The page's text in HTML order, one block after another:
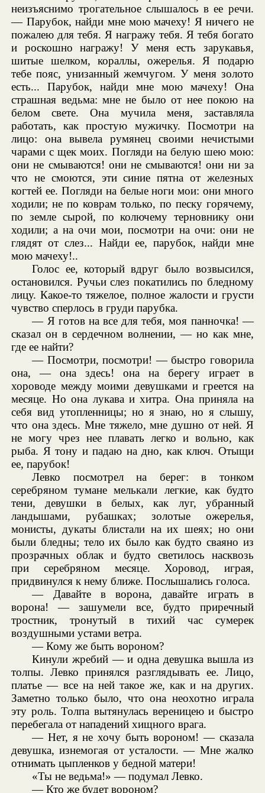
неизъяснимо трогательное слышалось в ее речи.
— Парубок, найди мне мою мачеху! Я ничего не
пожалею для тебя. Я награжу тебя. Я тебя богато
и роскошно награжу! У меня есть зарукавья,
шитые шелком, кораллы, ожерелья. Я подарю
тебе пояс, унизанный жемчугом. У меня золото
есть... Парубок, найди мне мою мачеху! Она
страшная ведьма: мне не было от нее покою на
белом свете. Она мучила меня, заставляла
работать, как простую мужичку. Посмотри на
лицо: она вывела румянец своими нечистыми
чарами с щек моих. Погляди на белую шею мою:
они не смываются! они не смываются! они ни за
что не смоются, эти синие пятна от железных
когтей ее. Погляди на белые ноги мои: они много
ходили; не по коврам только, по песку горячему,
по земле сырой, по колючему терновнику они
ходили; а на очи мои, посмотри на очи: они не
глядят от слез... Найди ее, парубок, найди мне
мою мачеху!..
Голос ее, который вдруг было возвысился,
остановился. Ручьи слез покатились по бледному
лицу. Какое-то тяжелое, полное жалости и грусти
чувство сперлось в груди парубка.
— Я готов на все для тебя, моя панночка! —
сказал он в сердечном волнении, — но как мне,
где ее найти?
— Посмотри, посмотри! — быстро говорила
она, — она здесь! она на берегу играет в
хороводе между моими девушками и греется на
месяце. Но она лукава и хитра. Она приняла на
себя вид утопленницы; но я знаю, но я слышу,
что она здесь. Мне тяжело, мне душно от ней. Я
не могу чрез нее плавать легко и вольно, как
рыба. Я тону и падаю на дно, как ключ. Отыщи
ее, парубок!
Левко посмотрел на берег: в тонком
серебряном тумане мелькали легкие, как будто
тени, девушки в белых, как луг, убранный
ландышами, рубашках; золотые ожерелья,
монисты, дукаты блистали на их шеях; но они
были бледны; тело их было как будто сваяно из
прозрачных облак и будто светилось насквозь
при серебряном месяце. Хоровод, играя,
придвинулся к нему ближе. Послышались голоса.
— Давайте в ворона, давайте играть в
ворона! — зашумели все, будто приречный
тростник, тронутый в тихий час сумерек
воздушными устами ветра.
— Кому же быть вороном?
Кинули жребий — и одна девушка вышла из
толпы. Левко принялся разглядывать ее. Лицо,
платье — все на ней такое же, как и на других.
Заметно только было, что она неохотно играла
эту роль. Толпа вытянулась вереницею и быстро
перебегала от нападений хищного врага.
— Нет, я не хочу быть вороном! — сказала
девушка, изнемогая от усталости. — Мне жалко
отнимать цыпленков у бедной матери!
«Ты не ведьма!» — подумал Левко.
— Кто же будет вороном?